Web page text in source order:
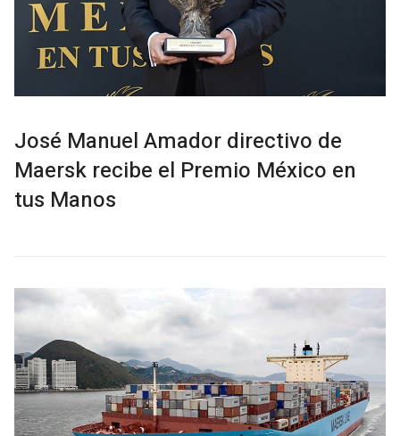
José Manuel Amador directivo de
Maersk recibe el Premio México en
tus Manos